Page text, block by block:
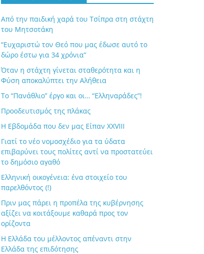
Από την παιδική χαρά του Τσίπρα στη στάχτη
του Μητσοτάκη
“Ευχαριστώ τον Θεό που μας έδωσε αυτό το
δώρο έστω για 34 χρόνια”
Όταν η στάχτη γίνεται σταθερότητα και η
Φύση αποκαλύπτει την Αλήθεια
Το “Πανάθλιο” έργο και οι… “Ελληναράδες”!
Προοδευτισμός της πλάκας
Η Εβδομάδα που δεν μας Είπαν XXVIII
Γιατί το νέο νομοσχέδιο για τα ύδατα
επιβαρύνει τους πολίτες αντί να προστατεύει
το δημόσιο αγαθό
Ελληνική οικογένεια: ένα στοιχείο του
παρελθόντος (!)
Πριν μας πάρει η προπέλα της κυβέρνησης
αξίζει να κοιτάξουμε καθαρά προς τον
ορίζοντα
Η Ελλάδα του μέλλοντος απέναντι στην
Ελλάδα της επιδότησης